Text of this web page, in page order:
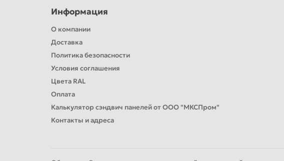
Информация
О компании
Доставка
Политика безопасности
Условия соглашения
Цвета RAL
Оплата
Калькулятор сэндвич панелей от ООО "МКСПром"
Контакты и адреса